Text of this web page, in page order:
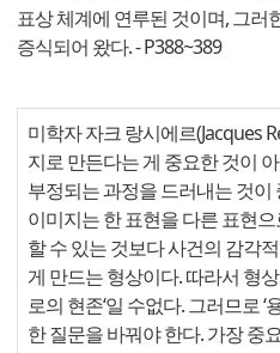
표상 체계에 연루된 것이며, 그러
증식되어 왔다. - P388~389
미학자 자크 랑시에르(Jacques
지로 만든다는 게 중요한 것이
부정되는 과정을 드러내는 것이
이미지는 한 표현을 다른 표현으
할 수 있는 것보다 사건의 감각
게 만드는 형상이다. 따라서 형
로의 현존‘일 수없다. 그러므로 ‘
한 질문을 바꿔야 한다. 가장 중